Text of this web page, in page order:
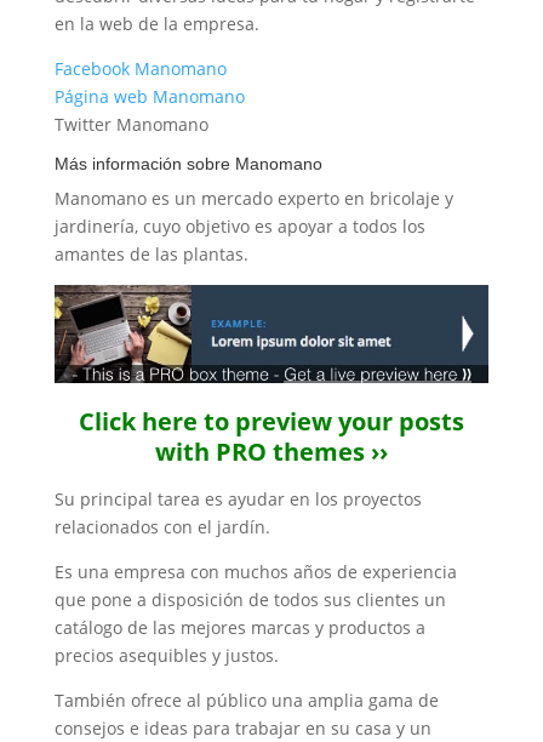
en la web de la empresa.
Facebook Manomano
Página web Manomano
Twitter Manomano
Más información sobre Manomano
Manomano es un mercado experto en bricolaje y
jardinería, cuyo objetivo es apoyar a todos los
amantes de las plantas.
Click here to preview your posts
with PRO themes ››
Su principal tarea es ayudar en los proyectos
relacionados con el jardín.
Es una empresa con muchos años de experiencia
que pone a disposición de todos sus clientes un
catálogo de las mejores marcas y productos a
precios asequibles y justos.
También ofrece al público una amplia gama de
consejos e ideas para trabajar en su casa y un